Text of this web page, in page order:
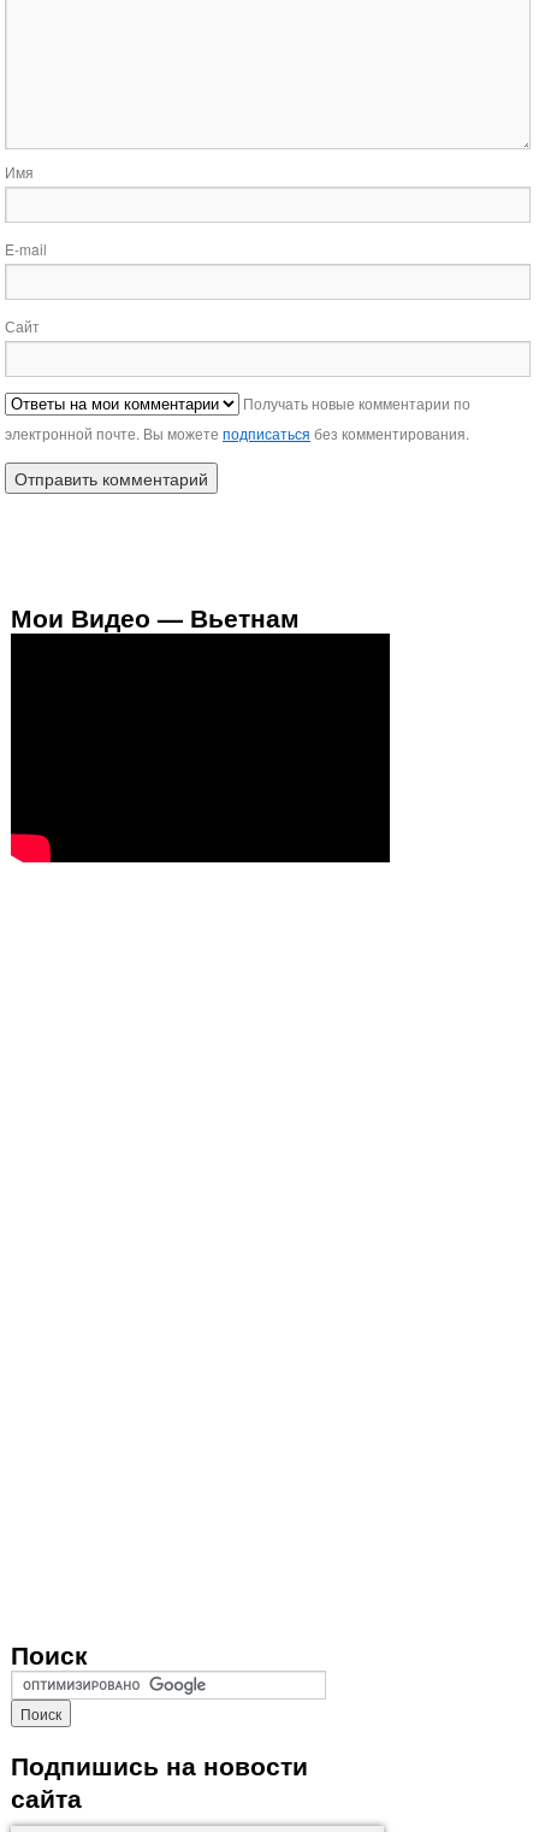
Имя
E-mail
Сайт
Получать новые комментарии по
электронной почте. Вы можете подписаться без комментирования.
Мои Видео — Вьетнам
Поиск
Подпишись на новости
сайта